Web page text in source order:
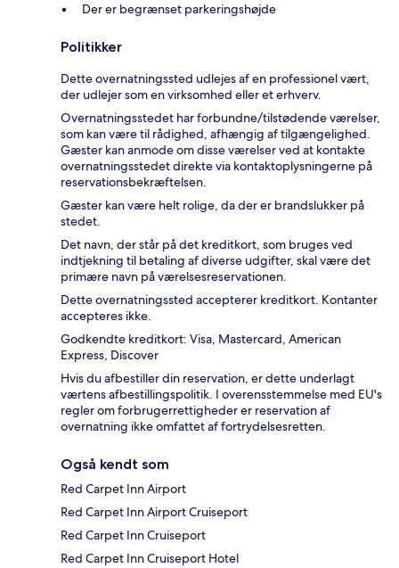
Der er begrænset parkeringshøjde
Politikker
Dette overnatningssted udlejes af en professionel vært,
der udlejer som en virksomhed eller et erhverv.
Overnatningsstedet har forbundne/tilstødende værelser,
som kan være til rådighed, afhængig af tilgængelighed.
Gæster kan anmode om disse værelser ved at kontakte
overnatningsstedet direkte via kontaktoplysningerne på
reservationsbekræftelsen.
Gæster kan være helt rolige, da der er brandslukker på
stedet.
Det navn, der står på det kreditkort, som bruges ved
indtjekning til betaling af diverse udgifter, skal være det
primære navn på værelsesreservationen.
Dette overnatningssted accepterer kreditkort. Kontanter
accepteres ikke.
Godkendte kreditkort: Visa, Mastercard, American
Express, Discover
Hvis du afbestiller din reservation, er dette underlagt
værtens afbestillingspolitik. I overensstemmelse med EU's
regler om forbrugerrettigheder er reservation af
overnatning ikke omfattet af fortrydelsesretten.
Også kendt som
Red Carpet Inn Airport
Red Carpet Inn Airport Cruiseport
Red Carpet Inn Cruiseport
Red Carpet Inn Cruiseport Hotel